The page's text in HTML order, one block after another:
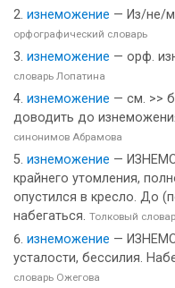
изнеможение — Из/не/
орфографический словарь
изнеможение — орф.
словарь Лопатина
изнеможение — см. >>
доводить до
синонимов Абрамова
изнеможение —
крайнего утомления,
опустился в кресло. До
набегаться. Толковый
изнеможение —
усталости, бессилия.
словарь Ожегова